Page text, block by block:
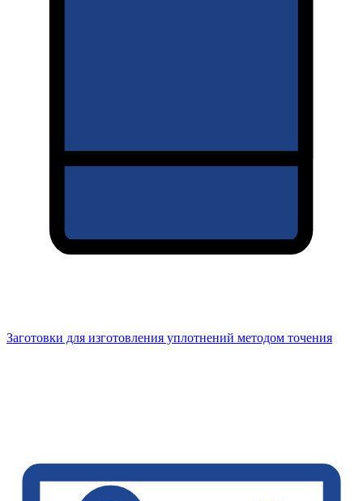
Заготовки для изготовления уплотнений методом точения